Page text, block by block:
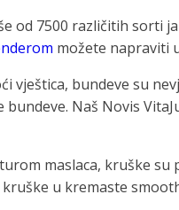
od 7500 različitih
možete napraviti
vještica, bundeve su
Naš Novis
maslaca, kruške
u kremaste